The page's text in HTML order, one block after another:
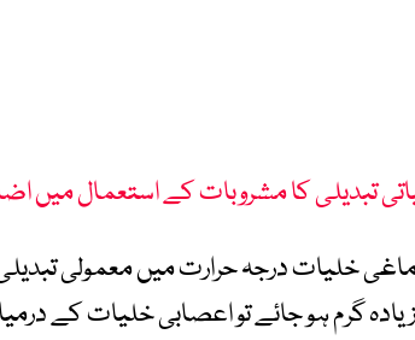
تبدیلی کا مشروبات کے استعمال میں
خلیات درجہ حرارت میں معمولی
گرم ہو جائے تو اعصابی خلیات کے